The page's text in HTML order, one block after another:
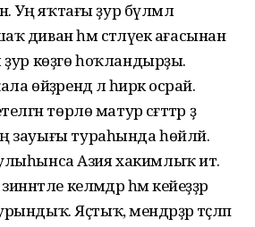
Уң яҡтағы ҙур бүлмәлә
һәм сәтләүек ағасынан
көҙгө һоҡландырҙы.
өйҙәрендә лә һирәк осрай.
төрлө матур сәғәттәр ҙә
тураһында һөйләй.
тулыһынса Азия хакимлыҡ итә.
келәмдәр һәм кейеҙҙәр
Яҫтыҡ, мендәрҙәр тәҫләп